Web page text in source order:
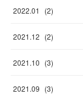
2022.01 (2)
2021.12 (2)
2021.10 (3)
2021.09 (3)